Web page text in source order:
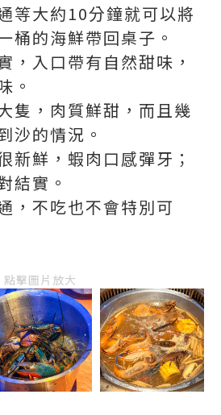
等大約10分鐘就可以將
桶的海鮮帶回桌子。
，入口帶有自然甜味，
。
隻，肉質鮮甜，而且幾
沙的情況。
新鮮，蝦肉口感彈牙；
結實。
，不吃也不會特別可
點擊圖片放大